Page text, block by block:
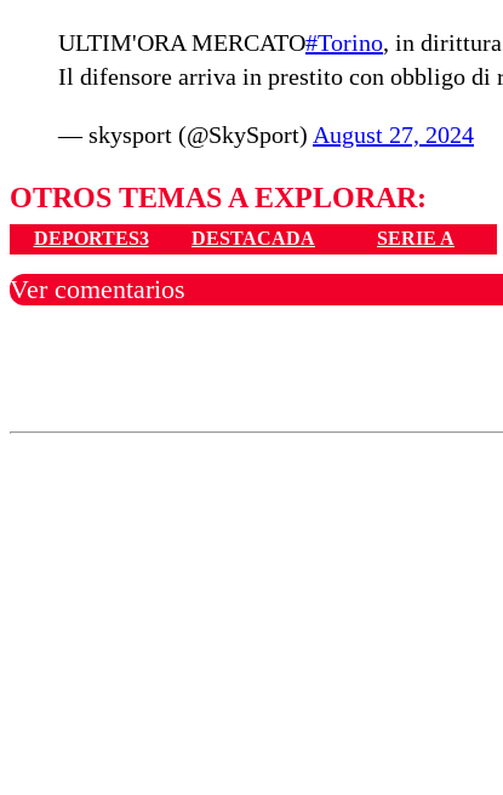
ULTIM'ORA MERCATO#Torino, in
Il difensore arriva in prestito con obbligo di
— skysport (@SkySport) August 27, 2024
OTROS TEMAS A EXPLORAR:
DEPORTES3 DESTACADA SERIE A
Ver comentarios